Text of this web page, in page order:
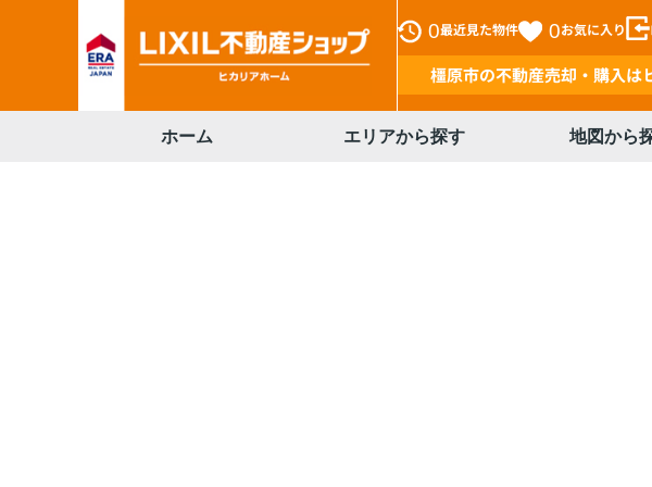
0最近見た物件 0お気に入り
橿原市の不動産売却・購入は
ホーム エリアから探す 地図から